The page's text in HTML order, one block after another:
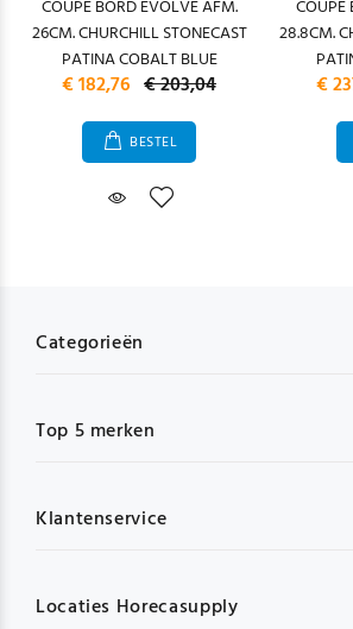
COUPE BORD EVOLVE AFM.
26CM. CHURCHILL STONECAST
PATINA COBALT BLUE
€ 182,76 € 203,04
BESTEL
COUPE
28.8CM.
€
Categorieën
Top 5 merken
Klantenservice
Locaties Horecasupply